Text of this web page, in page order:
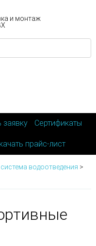
и монтаж
заявку Сертификаты
прайс-лист
водоотведения >